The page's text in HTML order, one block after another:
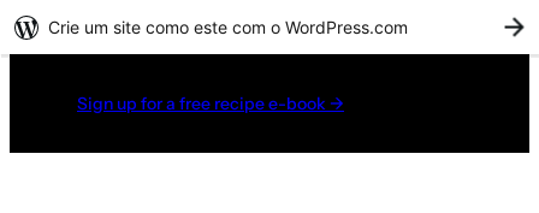
Sign up for a free recipe e-book →
Crie um site como este com o WordPress.com